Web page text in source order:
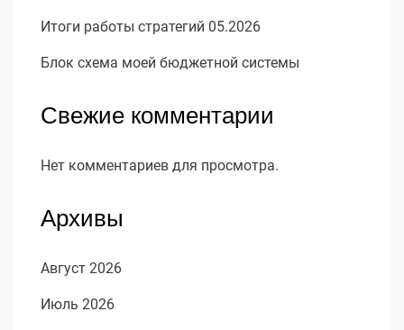
Итоги работы стратегий 05.2026
Блок схема моей бюджетной системы
Свежие комментарии
Нет комментариев для просмотра.
Архивы
Август 2026
Июль 2026